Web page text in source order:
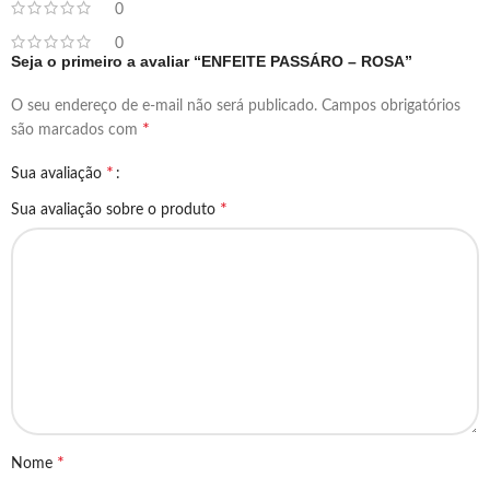
0
0
Seja o primeiro a avaliar “ENFEITE PASSÁRO – ROSA”
O seu endereço de e-mail não será publicado. Campos obrigatórios
são marcados com *
Sua avaliação *
Sua avaliação sobre o produto *
Nome *